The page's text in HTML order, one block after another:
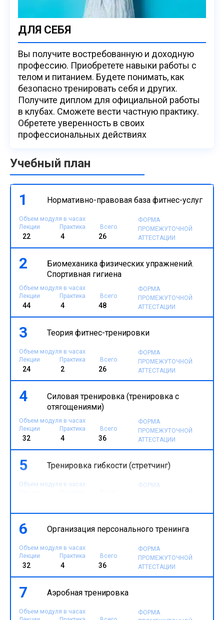
ДЛЯ СЕБЯ
Вы получите востребованную и доходную
профессию. Приобретете навыки работы с
телом и питанием. Будете понимать, как
безопасно тренировать себя и других.
Получите диплом для официальной работы
в клубах. Сможете вести частную практику.
Обретете уверенность в своих
профессиональных действиях
Учебный план
1 Нормативно-правовая база фитнес-услуг
Объем модуля в часах
Лекции
Практика Всего
22 4 26
ФОРМА
ПРОМЕЖУТОЧНОЙ
АТТЕСТАЦИИ
2
Биомеханика физических упражнений.
Спортивная гигиена
Объем модуля в часах
Лекции
Практика Всего
44 4 48
ФОРМА
ПРОМЕЖУТОЧНОЙ
АТТЕСТАЦИИ
3 Теория фитнес-тренировки
Объем модуля в часах
Лекции
Практика Всего
24 2 26
ФОРМА
ПРОМЕЖУТОЧНОЙ
АТТЕСТАЦИИ
4
Силовая тренировка (тренировка с
отягощениями)
Объем модуля в часах
Лекции
Практика Всего
32 4 36
ФОРМА
ПРОМЕЖУТОЧНОЙ
АТТЕСТАЦИИ
5 Тренировка гибкости (стретчинг)
Объем модуля в часах
ФОРМА
6 Организация персонального тренинга
Объем модуля в часах
Лекции
Практика Всего
32 4 36
ФОРМА
ПРОМЕЖУТОЧНОЙ
АТТЕСТАЦИИ
7 Аэробная тренировка
Объем модуля в часах
ФОРМА